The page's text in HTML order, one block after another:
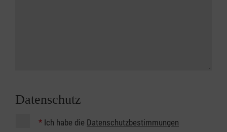
Datenschutz
* Ich habe die Datenschutzbestimmungen